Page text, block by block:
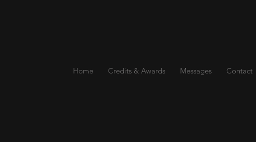
Home Credits & Awards Messages Contact